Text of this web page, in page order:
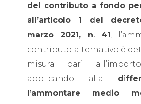
del contributo a fondo
all’articolo 1 del
marzo 2021, n. 41 ,
contributo alternativo è
misura pari
applicando alla
l’ammontare medio